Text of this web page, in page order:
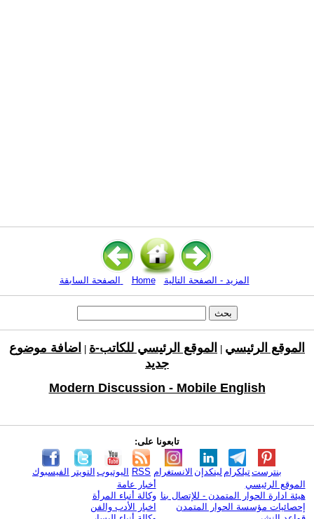
Home المزيد - الصفحة التالية
الموقع الرئيسي الموقع الرئيسي للكاتب-ة
اضافة موضوع
جديد
Modern Discussion - Mobile English
تابعونا على:
الفيسبوك التويتر اليوتيوب RSS الانستغرام لينكدإن تيلكرامبنترست
الموقع الرئيسي
هيئة ادارة الحوار المتمدن - للإتصال بنا
إحصائيات مؤسسة الحوار المتمدن
أخبار عامة
وكالة أنباء المرأة
اخبار الأدب والفن